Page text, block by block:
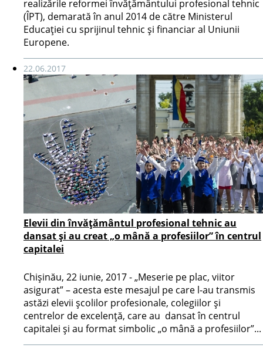
realizările reformei învățământului profesional tehnic
(ÎPT), demarată în anul 2014 de către Ministerul
Educației cu sprijinul tehnic și financiar al Uniunii
Europene.
22.06.2017
Elevii din învățământul profesional tehnic au
dansat și au creat „o mână a profesiilor” în centrul
capitalei
Chișinău, 22 iunie, 2017 - „Meserie pe plac, viitor
asigurat” – acesta este mesajul pe care l-au transmis
astăzi elevii școlilor profesionale, colegiilor și
centrelor de excelență, care au dansat în centrul
capitalei și au format simbolic „o mână a profesiilor”...